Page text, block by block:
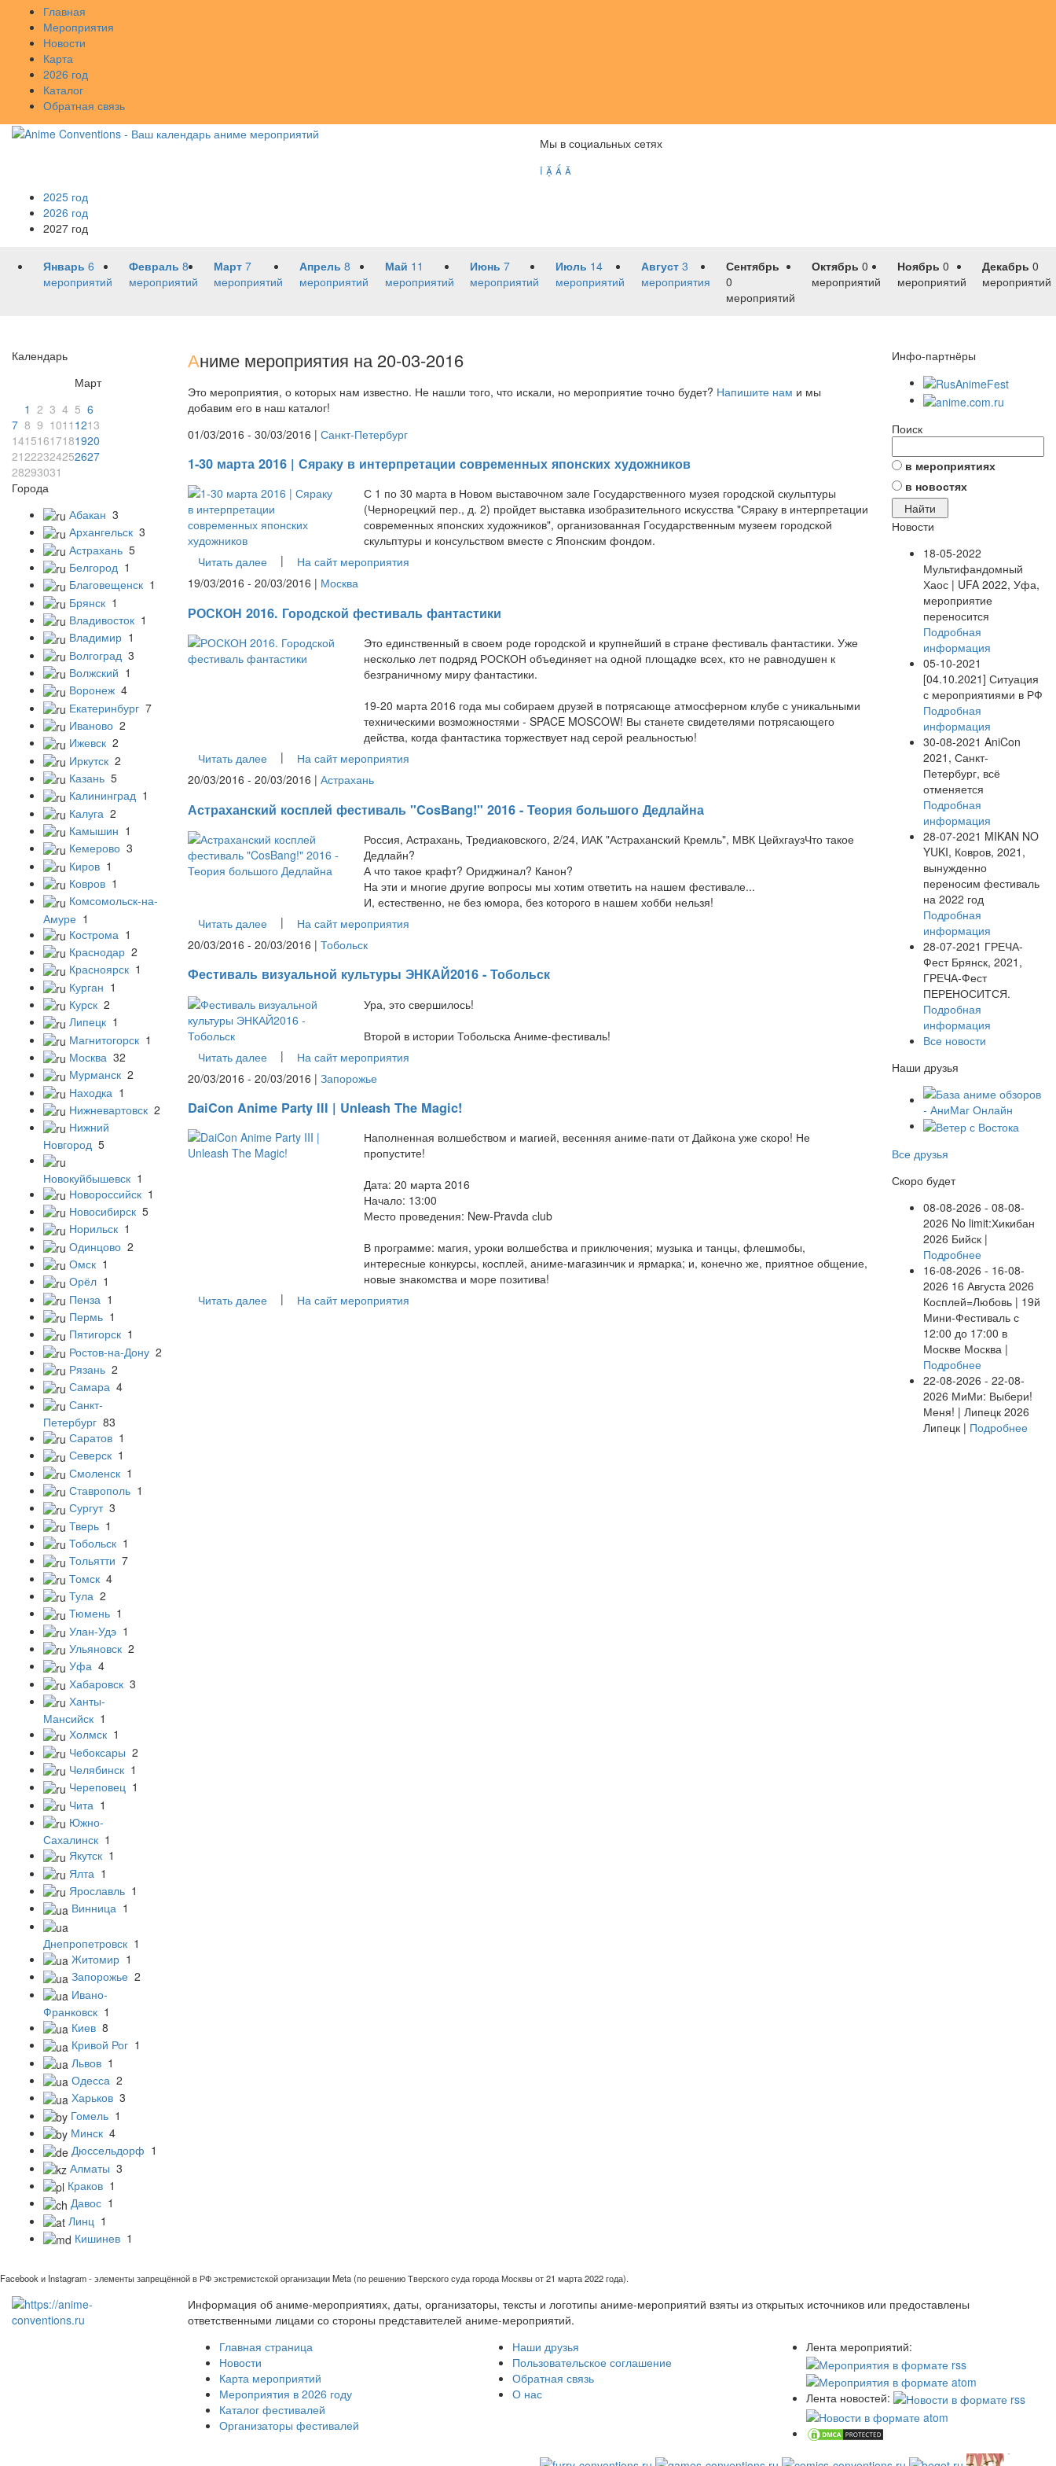
Главная
Мероприятия
Новости
Карта
2026 год
Каталог
Обратная связь
Мы в социальных сетях
   
2025 год
2026 год
2027 год
Январь 6
мероприятий
Февраль 8
мероприятий
Март 7
мероприятий
Апрель 8
мероприятий
Май 11
мероприятий
Июнь 7
мероприятий
Июль 14
мероприятий
Август 3
мероприятия
Сентябрь
0
мероприятий
Октябрь 0
мероприятий
Ноябрь 0
мероприятий
Декабрь 0
мероприятий
Календарь
Март
1 2 3 4 5 6
7 8 9 1011 1213
14151617181920
21222324252627
28293031
Города
Абакан 3
Архангельск 3
Астрахань 5
Белгород 1
Благовещенск 1
Брянск 1
Владивосток 1
Владимир 1
Волгоград 3
Волжский 1
Воронеж 4
Екатеринбург 7
Иваново 2
Ижевск 2
Иркутск 2
Казань 5
Калининград 1
Калуга 2
Камышин 1
Кемерово 3
Киров 1
Ковров 1
Комсомольск-на-
Амуре 1
Кострома 1
Краснодар 2
Красноярск 1
Курган 1
Курск 2
Липецк 1
Магнитогорск 1
Москва 32
Мурманск 2
Находка 1
Нижневартовск 2
Нижний
Новгород 5
Новокуйбышевск 1
Новороссийск 1
Новосибирск 5
Норильск 1
Одинцово 2
Омск 1
Орёл 1
Пенза 1
Пермь 1
Пятигорск 1
Ростов-на-Дону 2
Рязань 2
Самара 4
Санкт-
Петербург 83
Саратов 1
Северск 1
Смоленск 1
Ставрополь 1
Сургут 3
Тверь 1
Тобольск 1
Тольятти 7
Томск 4
Тула 2
Тюмень 1
Улан-Удэ 1
Ульяновск 2
Уфа 4
Хабаровск 3
Ханты-
Мансийск 1
Холмск 1
Чебоксары 2
Челябинск 1
Череповец 1
Чита 1
Южно-
Сахалинск 1
Якутск 1
Ялта 1
Ярославль 1
Винница 1
Днепропетровск 1
Житомир 1
Запорожье 2
Ивано-
Франковск 1
Киев 8
Кривой Рог 1
Львов 1
Одесса 2
Харьков 3
Гомель 1
Минск 4
Дюссельдорф 1
Алматы 3
Краков 1
Давос 1
Линц 1
Кишинев 1
Аниме мероприятия на 20-03-2016
Это мероприятия, о которых нам известно. Не нашли того, что искали, но мероприятие точно будет? Напишите нам и мы
добавим его в наш каталог!
01/03/2016 - 30/03/2016 | Санкт-Петербург
1-30 марта 2016 | Сяраку в интерпретации современных японских художников
С 1 по 30 марта в Новом выставочном зале Государственного музея городской скульптуры
(Чернорецкий пер., д. 2) пройдет выставка изобразительного искусства "Сяраку в интерпретации
современных японских художников", организованная Государственным музеем городской
скульптуры и консульством вместе с Японским фондом.
Читать далее
|
На сайт мероприятия
19/03/2016 - 20/03/2016 | Москва
РОСКОН 2016. Городской фестиваль фантастики
Это единственный в своем роде городской и крупнейший в стране фестиваль фантастики. Уже
несколько лет подряд РОСКОН объединяет на одной площадке всех, кто не равнодушен к
безграничному миру фантастики.
19-20 марта 2016 года мы собираем друзей в потрясающе атмосферном клубе с уникальными
техническими возможностями - SPACE MOSCOW! Вы станете свидетелями потрясающего
действа, когда фантастика торжествует над серой реальностью!
Читать далее
|
На сайт мероприятия
20/03/2016 - 20/03/2016 | Астрахань
Астраханский косплей фестиваль "CosBang!" 2016 - Теория большого Дедлайна
Россия, Астрахань, Тредиаковского, 2/24, ИАК "Астраханский Кремль", МВК ЦейхгаузЧто такое
Дедлайн?
А что такое крафт? Ориджинал? Канон?
На эти и многие другие вопросы мы хотим ответить на нашем фестивале...
И, естественно, не без юмора, без которого в нашем хобби нельзя!
Читать далее
|
На сайт мероприятия
20/03/2016 - 20/03/2016 | Тобольск
Фестиваль визуальной культуры ЭНКАЙ2016 - Тобольск
Ура, это свершилось!
Второй в истории Тобольска Аниме-фестиваль!
Читать далее
|
На сайт мероприятия
20/03/2016 - 20/03/2016 | Запорожье
DaiCon Anime Party III | Unleash The Magic!
Наполненная волшебством и магией, весенняя аниме-пати от Дайкона уже скоро! Не
пропустите!
Дата: 20 марта 2016
Начало: 13:00
Место проведения: New-Pravda сlub
В программе: магия, уроки волшебства и приключения; музыка и танцы, флешмобы,
интересные конкурсы, косплей, аниме-магазинчик и ярмарка; и, конечно же, приятное общение,
новые знакомства и море позитива!
Читать далее
| На сайт мероприятия
Инфо-партнёры
Поиск
в мероприятиях
в новостях
Новости
18-05-2022
Мультифандомный
Хаос | UFA 2022, Уфа,
мероприятие
переносится
Подробная
информация
05-10-2021
[04.10.2021] Ситуация
с мероприятиями в РФ
Подробная
информация
30-08-2021 AniCon
2021, Санкт-
Петербург, всё
отменяется
Подробная
информация
28-07-2021 MIKAN NO
YUKI, Ковров, 2021,
вынужденно
переносим фестиваль
на 2022 год
Подробная
информация
28-07-2021 ГРЕЧА-
Фест Брянск, 2021,
ГРЕЧА-Фест
ПЕРЕНОСИТСЯ.
Подробная
информация
Все новости
Наши друзья
Все друзья
Скоро будет
08-08-2026 - 08-08-
2026 No limit:Хикибан
2026 Бийск |
Подробнее
16-08-2026 - 16-08-
2026 16 Августа 2026
Косплей=Любовь | 19й
Мини-Фестиваль с
12:00 до 17:00 в
Москве Москва |
Подробнее
22-08-2026 - 22-08-
2026 МиМи: Выбери!
Меня! | Липецк 2026
Липецк | Подробнее
Facebook и Instagram - элементы запрещённой в РФ экстремистской организации Meta (по решению Тверского суда города Москвы от 21 марта 2022 года).
Информация об аниме-мероприятиях, даты, организаторы, тексты и логотипы аниме-мероприятий взяты из открытых источников или предоставлены
ответственными лицами со стороны представителей аниме-мероприятий.
Главная страница
Новости
Карта мероприятий
Мероприятия в 2026 году
Каталог фестивалей
Организаторы фестивалей
Наши друзья
Пользовательское соглашение
Обратная связь
О нас
Лента мероприятий:
Лента новостей: